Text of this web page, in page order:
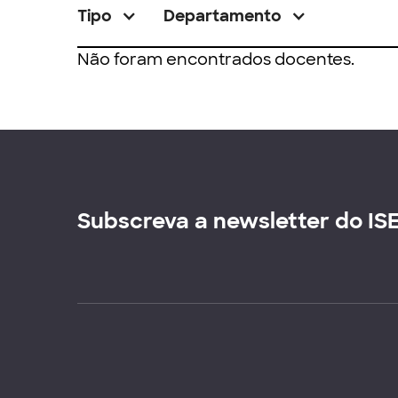
Tipo Departamento
Não foram encontrados docentes.
Subscreva a newsletter do